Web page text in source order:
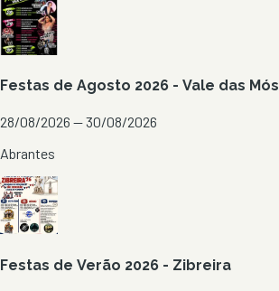
Festas de Agosto 2026 - Vale das Mós
28/08/2026 — 30/08/2026
Abrantes
Festas de Verão 2026 - Zibreira